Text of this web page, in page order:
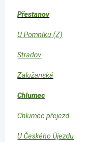
Přestanov
U Pomníku (Z)
Stradov
Zalužanská
Chlumec
Chlumec přejezd
U Českého Újezdu